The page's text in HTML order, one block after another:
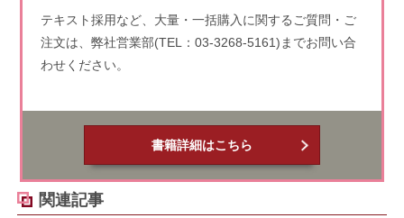
テキスト採用など、大量・一括購入に関するご質問・ご
注文は、弊社営業部(TEL：03-3268-5161)までお問い合
わせください。
書籍詳細はこちら
関連記事